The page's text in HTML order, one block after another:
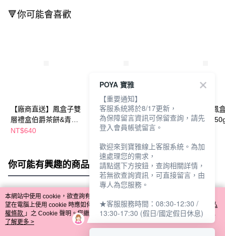
🔻你可能會喜歡
【廠商直送】鳳盒子雙
層禮盒伯爵茶餅&青檸
酥餅
NT$640
【廠商直送】鳳盒子雙
層禮盒伯爵茶餅&杏仁
酥片
NT$640
【廠商直送】鳳
層禮盒-鳳梨酥
你可能有興趣的商品 全站排行
熱門標籤
本網站中使用 cookie，欲查詢有關本網站使用 cookie 方式之詳情，及若您不希
望在電腦上使用 cookie 時應如何變更電腦的 cookie 設定，請參閱本網站「
隱私
權條款 」之 Cookie 聲明。您繼續使用本網站即表示您同意本公司得按本網站使
用條款之 Cookie 聲明使用 cookie。
了解更多 >
POYA 寶雅
【重要通知】
客服系統將於8/17更新，
為保障留言資訊可保留查詢，請先
登入會員帳號留言。
歡迎來到寶雅線上客服系統。為加
速處理您的需求，
請點選下方按鈕，查詢相關詳情，
若無欲查詢資訊，可直接留言，由
專人為您服務。
★客服服務時間：08:30-12:30 /
13:30-17:30 (假日/國定假日休息)